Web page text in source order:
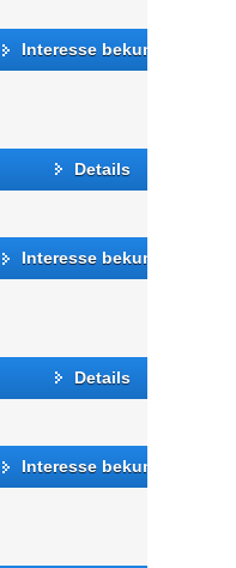
Interesse bekunden
Details
Interesse bekunden
Details
Interesse bekunden